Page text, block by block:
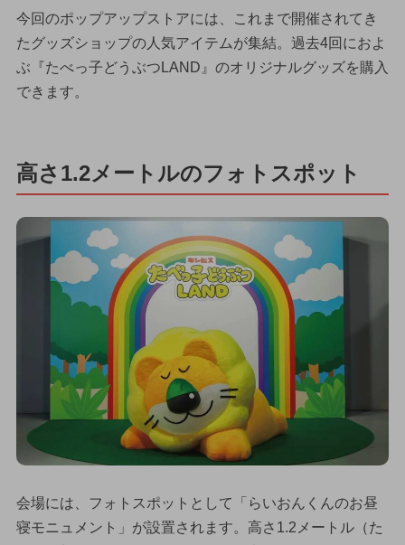
今回のポップアップストアには、これまで開催されてき
たグッズショップの人気アイテムが集結。過去4回におよ
ぶ『たべっ子どうぶつLAND』のオリジナルグッズを購入
できます。
高さ1.2メートルのフォトスポット
会場には、フォトスポットとして「らいおんくんのお昼
寝モニュメント」が設置されます。高さ1.2メートル（た